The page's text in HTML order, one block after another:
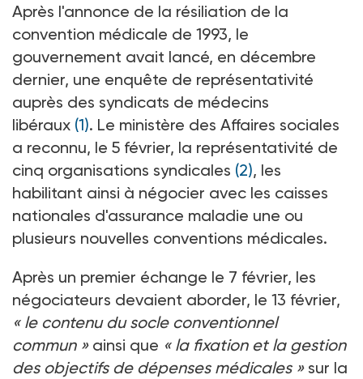
Après l'annonce de la résiliation de la
convention médicale de 1993, le
gouvernement avait lancé, en décembre
dernier, une enquête de représentativité
auprès des syndicats de médecins
libéraux (1). Le ministère des Affaires sociales
a reconnu, le 5 février, la représentativité de
cinq organisations syndicales (2), les
habilitant ainsi à négocier avec les caisses
nationales d'assurance maladie une ou
plusieurs nouvelles conventions médicales.
Après un premier échange le 7 février, les
négociateurs devaient aborder, le 13 février,
« le contenu du socle conventionnel
commun »ainsi que « la fixation et la gestion
des objectifs de dépenses médicales »sur la